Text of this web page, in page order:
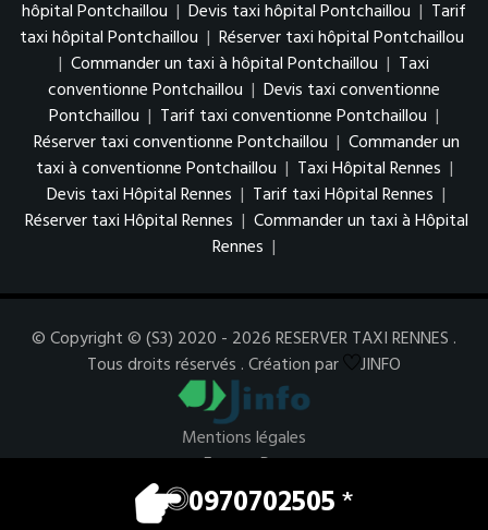
hôpital Pontchaillou | Devis taxi hôpital Pontchaillou | Tarif
taxi hôpital Pontchaillou | Réserver taxi hôpital Pontchaillou
| Commander un taxi à hôpital Pontchaillou | Taxi
conventionne Pontchaillou | Devis taxi conventionne
Pontchaillou | Tarif taxi conventionne Pontchaillou |
Réserver taxi conventionne Pontchaillou | Commander un
taxi à conventionne Pontchaillou | Taxi Hôpital Rennes |
Devis taxi Hôpital Rennes | Tarif taxi Hôpital Rennes |
Réserver taxi Hôpital Rennes | Commander un taxi à Hôpital
Rennes |
© Copyright © (S3) 2020 - 2026 RESERVER TAXI RENNES .
Tous droits réservés . Création par
JINFO
Mentions légales
Espace Pro
0970702505*